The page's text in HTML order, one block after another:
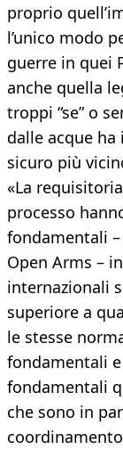
proprio
l’unico modo
guerre in quei
anche quella
troppi “se” o
dalle acque
sicuro più
«La
processo
fondamentali
Open Arms –
internazionali
superiore a
le stesse
fondamentali
fondamentali
che sono in